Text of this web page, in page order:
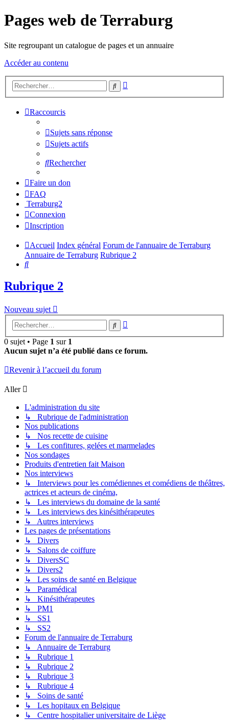
Pages web de Terraburg
Site regroupant un catalogue de pages et un annuaire
Accéder au contenu
Rechercher
Raccourcis
Sujets sans réponse
Sujets actifs
Rechercher
Faire un don
FAQ
Terraburg2
Connexion
Inscription
Accueil Index général Forum de l'annuaire de Terraburg
Annuaire de Terraburg Rubrique 2
Rechercher
Rubrique 2
Nouveau sujet
Rechercher
0 sujet • Page 1 sur 1
Aucun sujet n’a été publié dans ce forum.
Revenir à l’accueil du forum
Aller
L'administration du site
↳ Rubrique de l'administration
Nos publications
↳ Nos recette de cuisine
↳ Les confitures, gelées et marmelades
Nos sondages
Produits d'entretien fait Maison
Nos interviews
↳ Interviews pour les comédiennes et comédiens de théâtres,
actrices et acteurs de cinéma,
↳ Les interviews du domaine de la santé
↳ Les interviews des kinésithérapeutes
↳ Autres interviews
Les pages de présentations
↳ Divers
↳ Salons de coiffure
↳ DiversSC
↳ Divers2
↳ Les soins de santé en Belgique
↳ Paramédical
↳ Kinésithérapeutes
↳ PM1
↳ SS1
↳ SS2
Forum de l'annuaire de Terraburg
↳ Annuaire de Terraburg
↳ Rubrique 1
↳ Rubrique 2
↳ Rubrique 3
↳ Rubrique 4
↳ Soins de santé
↳ Les hopitaux en Belgique
↳ Centre hospitalier universitaire de Liège